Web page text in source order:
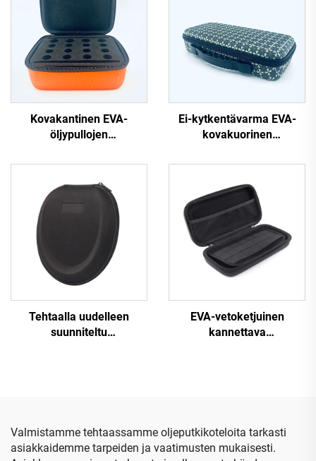
Kovakantinen EVA-
öljypullojen
suojalaatikko ja
öljypullojen
säilytyslaatikko
Ei-kytkentävarma EVA-
kovakuorinen
kahvalla ja EVA-
leikattavalla
vaahtomuovilla
Tehtaalla uudelleen
suunniteltu
matkakotelo,
kovakuorinen
säilytyslaatikko
EVA-vetoketjuinen
kannettava
toimistotarvikelaatikko
Valmistamme tehtaassamme oljeputkikoteloita tarkasti
asiakkaidemme tarpeiden ja vaatimusten mukaisesti.